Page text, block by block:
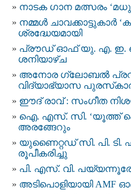
നാടക ഗാന മത്സരം
നമ്മൾ ചാവക്കാട്ടുകാർ
ശ്രദ്ധേയമായി
പ്രൗഡ് ഓഫ് യു. എ. ഇ.
ശനിയാഴ്ച
അനോര ഗ്ലോബൽ
വിദ്യാഭ്യാസ
ഈദ് രാവ് : സംഗീത
ഐ. എസ്. സി. ‘യൂത്ത്
അരങ്ങേറും
യുണൈറ്റഡ് സി. പി. ടി.
രൂപീകരിച്ചു
പി. എസ്. വി.
അടിപൊളിയായി AMF